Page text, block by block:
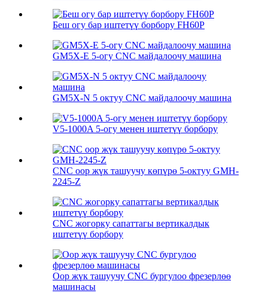
Беш огу бар иштетүү борбору FH60P
GM5X-E 5-огу CNC майдалоочу машина
GM5X-N 5 октуу CNC майдалоочу машина
V5-1000A 5-огу менен иштетүү борбору
CNC оор жүк ташуучу көпүрө 5-октуу GMH-
2245-Z
CNC жогорку сапаттагы вертикалдык
иштетүү борбору
Оор жүк ташуучу CNC бургулоо фрезерлөө
машинасы